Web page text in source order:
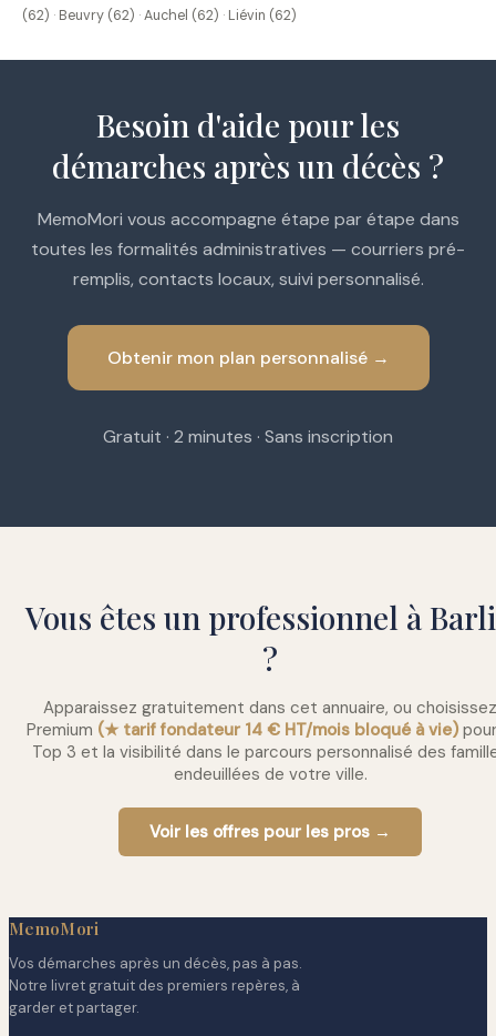
(62) · Beuvry (62) ·Auchel (62) · Liévin (62)
Besoin d'aide pour les
démarches après un décès ?
MemoMori vous accompagne étape par étape dans
toutes les formalités administratives — courriers pré-
remplis, contacts locaux, suivi personnalisé.
Obtenir mon plan personnalisé →
Gratuit · 2 minutes · Sans inscription
Vous êtes un professionnel à
?
Apparaissez gratuitement dans cet annuaire, ou choisissez
Premium (★ tarif fondateur 14 € HT/mois bloqué à vie)
Top 3 et la visibilité dans le parcours personnalisé des
endeuillées de votre ville.
Voir les offres pour les pros →
MemoMori
Vos démarches après un décès, pas à pas.
Notre livret gratuit des premiers repères, à
garder et partager.